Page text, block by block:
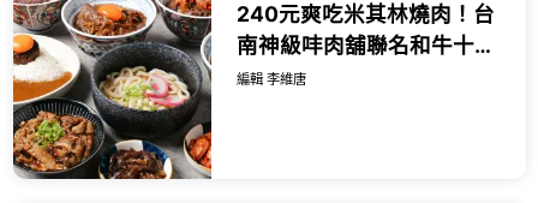
240元爽吃米其林燒肉！台
南神級㕩肉舖聯名和牛十図
進駐台北大安區，搶攻必吃
編輯 李維唐